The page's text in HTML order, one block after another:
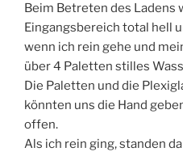
Beim Betreten des Ladens
Eingangsbereich total hell
wenn ich rein gehe und
über 4 Paletten stilles
Die Paletten und die
könnten uns die Hand
offen.
Als ich rein ging, standen